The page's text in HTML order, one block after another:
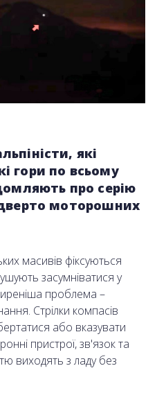
які
гори по всьому
про серію
моторошних
масивів фіксуються
засумніватися у
проблема –
Стрілки компасів
або вказувати
пристрої, зв'язок та
виходять з ладу без